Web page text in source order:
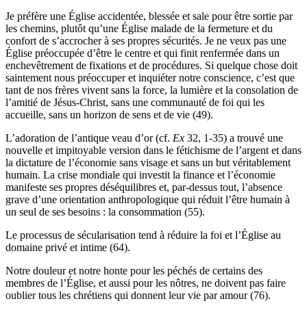
Je préfère une Église accidentée, blessée et sale pour être sortie par
les chemins, plutôt qu’une Église malade de la fermeture et du
confort de s’accrocher à ses propres sécurités. Je ne veux pas une
Église préoccupée d’être le centre et qui finit renfermée dans un
enchevêtrement de fixations et de procédures. Si quelque chose doit
saintement nous préoccuper et inquiéter notre conscience, c’est que
tant de nos frères vivent sans la force, la lumière et la consolation de
l’amitié de Jésus-Christ, sans une communauté de foi qui les
accueille, sans un horizon de sens et de vie (49).
L’adoration de l’antique veau d’or (cf. Ex 32, 1-35) a trouvé une
nouvelle et impitoyable version dans le fétichisme de l’argent et dans
la dictature de l’économie sans visage et sans un but véritablement
humain. La crise mondiale qui investit la finance et l’économie
manifeste ses propres déséquilibres et, par-dessus tout, l’absence
grave d’une orientation anthropologique qui réduit l’être humain à
un seul de ses besoins : la consommation (55).
Le processus de sécularisation tend à réduire la foi et l’Église au
domaine privé et intime (64).
Notre douleur et notre honte pour les péchés de certains des
membres de l’Église, et aussi pour les nôtres, ne doivent pas faire
oublier tous les chrétiens qui donnent leur vie par amour (76).